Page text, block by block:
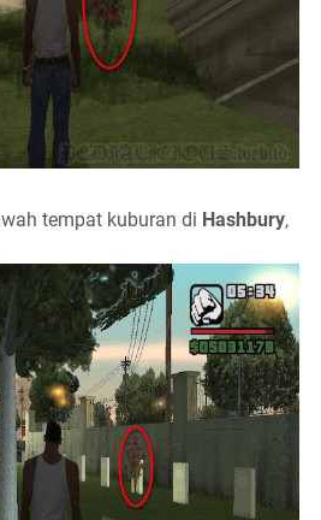
tempat kuburan di Hashbury,